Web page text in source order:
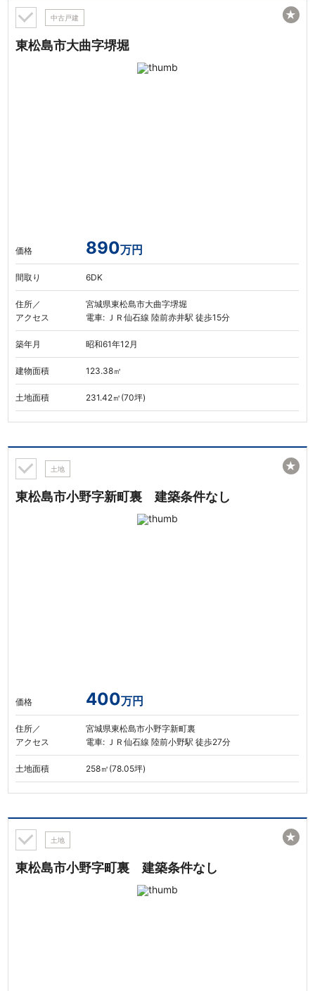
中古戸建
東松島市大曲字堺堀
価格 890万円
間取り 6DK
住所／
アクセス
宮城県東松島市大曲字堺堀
電車: ＪＲ仙石線 陸前赤井駅 徒歩15分
築年月 昭和61年12月
建物面積 123.38㎡
土地面積 231.42㎡(70坪)
★
土地
東松島市小野字新町裏 建築条件なし
価格 400万円
住所／
アクセス
宮城県東松島市小野字新町裏
電車: ＪＲ仙石線 陸前小野駅 徒歩27分
土地面積 258㎡(78.05坪)
★
土地
東松島市小野字町裏 建築条件なし
★